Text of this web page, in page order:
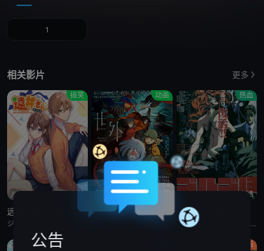
觉中侵袭了进来。 一天夜里，小新爬起来上厕所，少年麻达突然
拯救世界么？！
1
相关影片 更多
搞笑
已完结
远井同学想度过青春笨蛋与手机与浪漫
动画
HD
世外
钟雪莹,蔡晓童,张继聪,谢安琪,柯炜林,杨雅文
热血
已完结
骷髅13 女王蜂
玄田哲章,胜生真沙子,中尾隆圣,有本钦隆,上田敏也,富田耕生,麦人,中村大树,荒川太郎,菊地祥子,梅津秀行,内田直哉,大塚明夫
动画
公告